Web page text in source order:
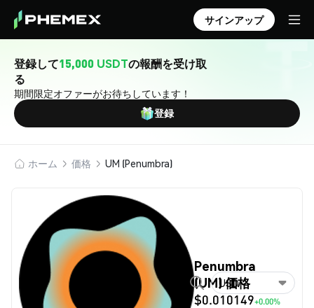
サインアップ
登録して15,000 USDTの報酬を受け取
る
期間限定オファーがお待ちしています！
登録
ホーム 価格 UM (Penumbra)
Penumbra
(UM) 価格
$0.010149+0.00%
USD